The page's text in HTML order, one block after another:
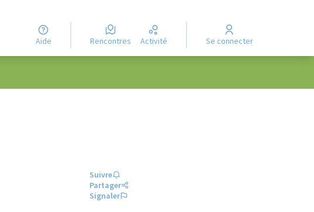
Aide Rencontres Activité Se connecter
Suivre
Partager
Signaler